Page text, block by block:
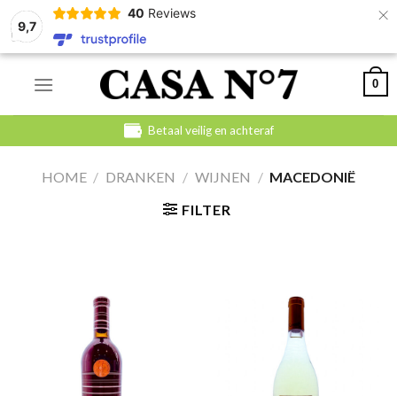
9,7
40 Reviews ×
Skip
0
Betaal veilig en achteraf
HOME / DRANKEN / WIJNEN / MACEDONIË
FILTER